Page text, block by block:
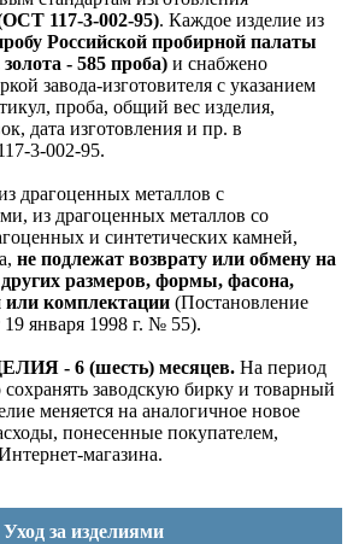
117-3-002-95). Каждое изделие из
Российской пробирной палаты
- 585 проба) и снабжено
завода-изготовителя с указанием
проба, общий вес изделия,
дата изготовления и пр. в
3-002-95.
драгоценных металлов с
из драгоценных металлов со
и синтетических камней,
не подлежат возврату или обмену на
размеров, формы, фасона,
или комплектации (Постановление
января 1998 г. № 55).
- 6 (шесть) месяцев. На период
заводскую бирку и товарный
меняется на аналогичное новое
понесенные покупателем,
магазина.
Уход за изделиями